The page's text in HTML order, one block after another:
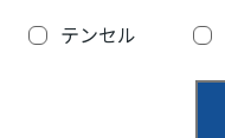
テンセル